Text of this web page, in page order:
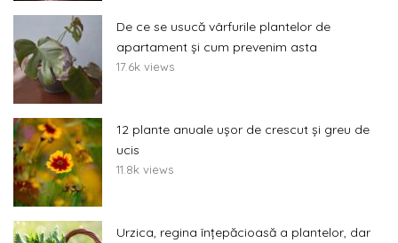
De ce se usucă vârfurile plantelor de
apartament și cum prevenim asta
17.6k views
12 plante anuale ușor de crescut și greu de
ucis
11.8k views
Urzica, regina înțepăcioasă a plantelor, dar